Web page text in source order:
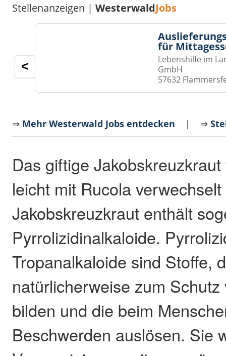
Stellenanzeigen |WesterwaldJobs
für
Lebenshilfe im
GmbH
57632
<
⇒ Mehr Westerwald Jobs entdecken | ⇒
Das giftige
leicht mit Rucola
Jakobskreuzkraut enthält
Pyrrolizidinalkaloide.
Tropanalkaloide sind Stoffe,
natürlicherweise zum
bilden und die beim
Beschwerden auslösen. Sie